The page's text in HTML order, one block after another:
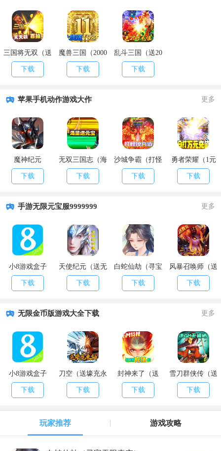
三国将无双（送
充值永抽）
下载
魔兽三国（2000
欧皇抽）
下载
乱斗三国（送20
万充值）
下载
苹果手机动作游戏大作 更多
魔神纪元
下载
无双三国志（海
量送元宝）
下载
沙城争霸（打怪
掉充值）
下载
勇者荣耀（1元
商城特权）
下载
手游无限元宝服9999999 更多
小8游戏盒子
下载
天使纪元（送无
限充值）
下载
白蛇仙劫（寻宝
无限真充）
下载
风暴召唤师（送
无限真充）
下载
无限金币版游戏大全下载 更多
小8游戏盒子
下载
刀空（送壕充永
抽）
下载
封神来了（送
GM万元充）
下载
雪刀群侠传（送
GM无限抽）
下载
玩家推荐 游戏攻略